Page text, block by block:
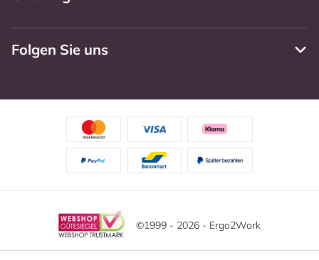
Folgen Sie uns
©1999 - 2026 - Ergo2Work